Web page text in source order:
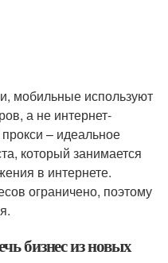
мобильные используют
а не интернет-
– идеальное
который занимается
в интернете.
ограничено, поэтому
бизнес из новых